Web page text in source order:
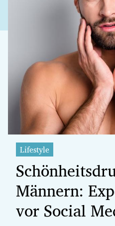
Untermenü
Untermenü
Untermenü
Untermenü
Untermenü
Untermenü
Untermenü
Lifestyle
Männern:
vor Social